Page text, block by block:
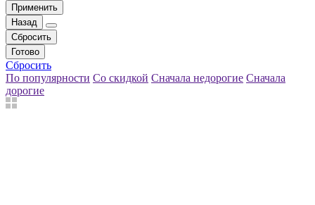
Применить
Назад
Сбросить
Готово
Сбросить
По популярности Со скидкой Сначала недорогие Сначала
дорогие